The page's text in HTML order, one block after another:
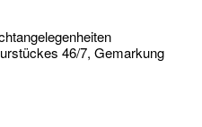
46/7, Gemarkung